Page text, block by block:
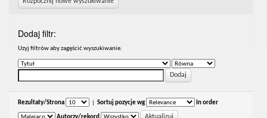
Dodaj filtr:
Uzyj filtrów aby zagęścić wyszukiwanie.
Rezultaty/Strona Sortuj pozycje wg In order